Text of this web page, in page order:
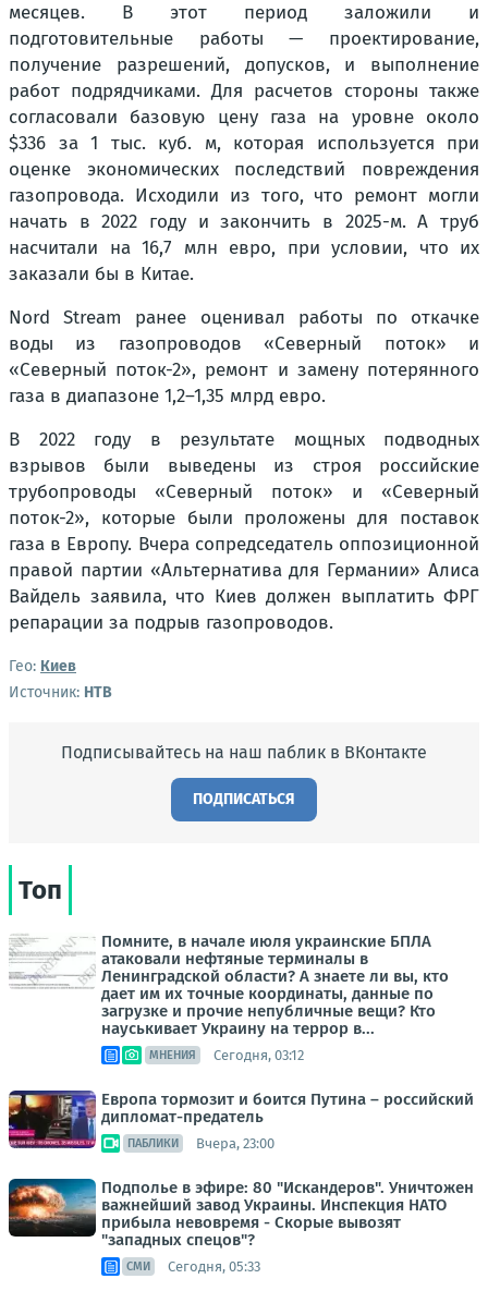
месяцев. В этот период заложили и
подготовительные работы — проектирование,
получение разрешений, допусков, и выполнение
работ подрядчиками. Для расчетов стороны также
согласовали базовую цену газа на уровне около
$336 за 1 тыс. куб. м, которая используется при
оценке экономических последствий повреждения
газопровода. Исходили из того, что ремонт могли
начать в 2022 году и закончить в 2025-м. А труб
насчитали на 16,7 млн евро, при условии, что их
заказали бы в Китае.
Nord Stream ранее оценивал работы по откачке
воды из газопроводов «Северный поток» и
«Северный поток-2», ремонт и замену потерянного
газа в диапазоне 1,2–1,35 млрд евро.
В 2022 году в результате мощных подводных
взрывов были выведены из строя российские
трубопроводы «Северный поток» и «Северный
поток-2», которые были проложены для поставок
газа в Европу. Вчера сопредседатель оппозиционной
правой партии «Альтернатива для Германии» Алиса
Вайдель заявила, что Киев должен выплатить ФРГ
репарации за подрыв газопроводов.
Гео: Киев
Источник: НТВ
Подписывайтесь на наш паблик в ВКонтакте
ПОДПИСАТЬСЯ
Топ
Помните, в начале июля украинские БПЛА
атаковали нефтяные терминалы в
Ленинградской области? А знаете ли вы, кто
дает им их точные координаты, данные по
загрузке и прочие непубличные вещи? Кто
науськивает Украину на террор в...
МНЕНИЯ Сегодня, 03:12
Европа тормозит и боится Путина – российский
дипломат-предатель
ПАБЛИКИ Вчера, 23:00
Подполье в эфире: 80 "Искандеров". Уничтожен
важнейший завод Украины. Инспекция НАТО
прибыла невовремя - Скорые вывозят
"западных спецов"?
СМИ Сегодня, 05:33